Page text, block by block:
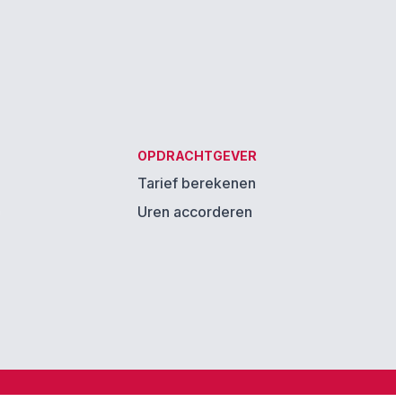
OPDRACHTGEVER
Tarief berekenen
Uren accorderen